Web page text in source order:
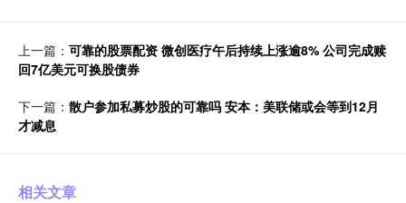
上一篇： 可靠的股票配资 微创医疗午后持续上涨逾8% 公司完成赎
回7亿美元可换股债券
下一篇： 散户参加私募炒股的可靠吗 安本：美联储或会等到12月
才减息
相关文章